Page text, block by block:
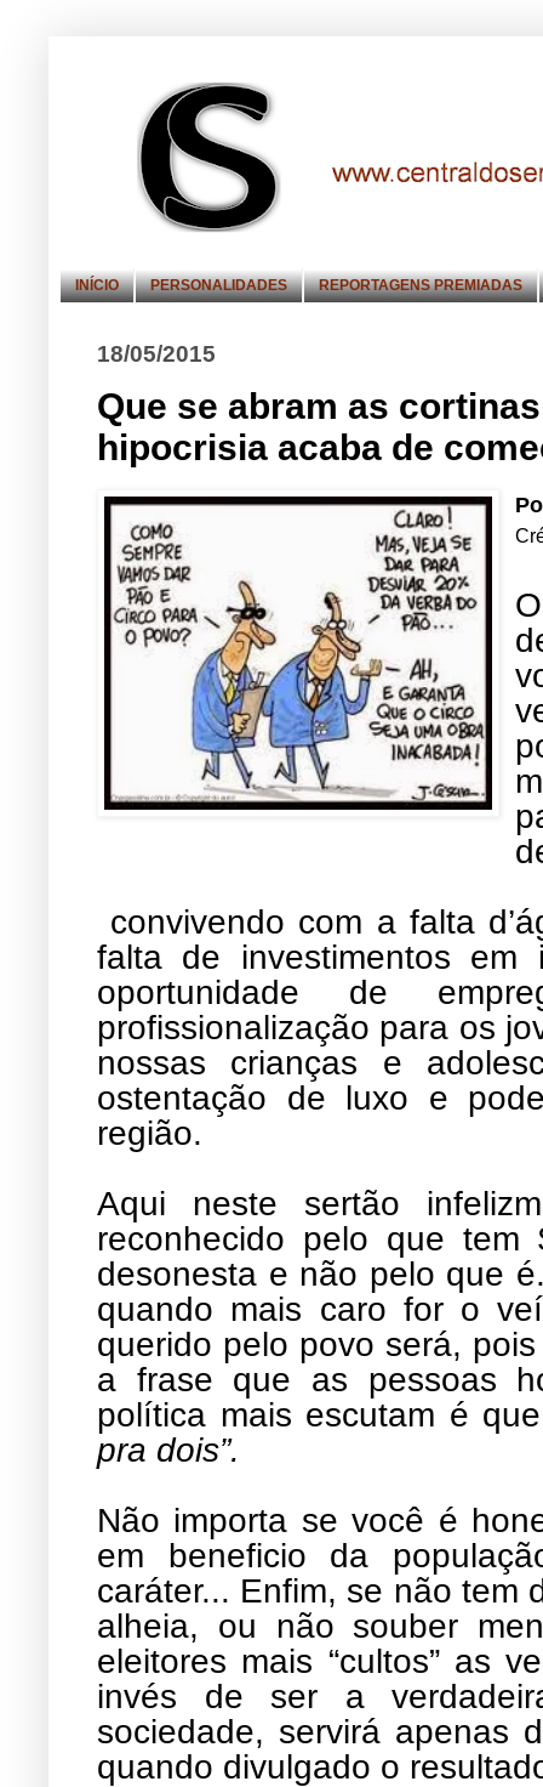
INÍCIO PERSONALIDADES REPORTAGENS PREMIADAS
18/05/2015
Que se abram as
hipocrisia acaba de
convivendo com a falta
falta de investimentos em
oportunidade de
profissionalização para os
nossas crianças e
ostentação de luxo e
região.
Aqui neste sertão
reconhecido pelo que
desonesta e não pelo que
quando mais caro for o
querido pelo povo será,
a frase que as pessoas
política mais escutam é
pra dois”.
Não importa se você é
em beneficio da
caráter... Enfim, se não tem
alheia, ou não souber
eleitores mais “cultos” as
invés de ser a
sociedade, servirá apenas
quando divulgado o